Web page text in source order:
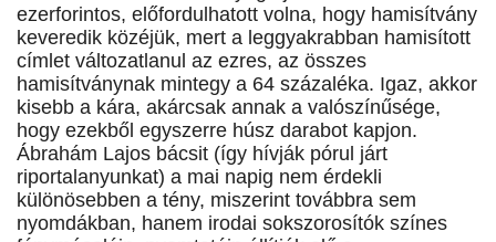
ezerforintos, előfordulhatott volna, hogy hamisítvány
keveredik közéjük, mert a leggyakrabban hamisított
címlet változatlanul az ezres, az összes
hamisítványnak mintegy a 64 százaléka. Igaz, akkor
kisebb a kára, akárcsak annak a valószínűsége,
hogy ezekből egyszerre húsz darabot kapjon.
Ábrahám Lajos bácsit (így hívják pórul járt
riportalanyunkat) a mai napig nem érdekli
különösebben a tény, miszerint továbbra sem
nyomdákban, hanem irodai sokszorosítók színes